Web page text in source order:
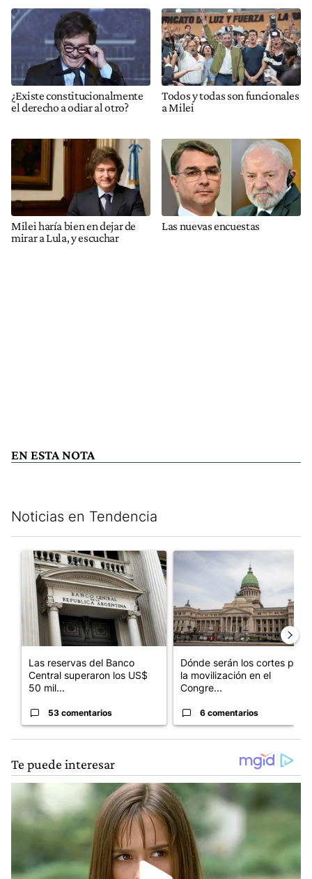
¿Existe constitucionalmente
el derecho a odiar al otro?
Todos y todas son funcionales
a Milei
Milei haría bien en dejar de
mirar a Lula, y escuchar
Las nuevas encuestas
EN ESTA NOTA
Noticias en Tendencia
Un artículo de tendencia con el título "Las reservas del Banco
Las reservas del Banco
Central superaron los US$
50 mil...
53 comentarios
Un artículo de tendencia
Dónde serán los cortes por
la movilización en el
Congre...
6 comentarios